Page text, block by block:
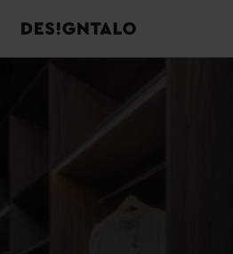
Designtalo